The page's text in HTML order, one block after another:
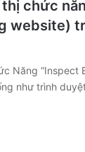
chức
website)
Năng “Inspect
như trình